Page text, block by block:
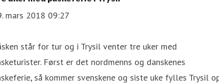
mars 2018 09:27
står for tur og i Trysil venter tre uker med
Først er det nordmenns og danskenes
så kommer svenskene og siste uke fylles Trysil